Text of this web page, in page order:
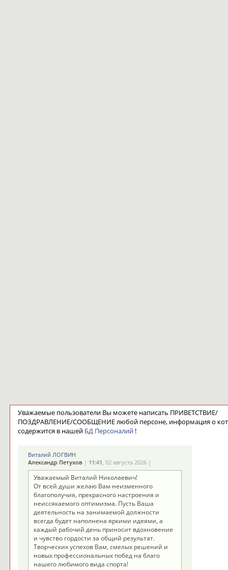
Уважаемые пользователи Вы можете написать ПРИВЕТСТВИЕ/
ПОЗДРАВЛЕНИЕ/СООБЩЕНИЕ любой персоне, информация о
содержится в нашей БД Персоналий!
Виталий ЛОГВИН
Александр Петухов| 11:41, 02 августа 2026 |
Уважаемый Виталий Николаевич!
От всей души желаю Вам неизменного
благополучия, прекрасного настроения и
неиссякаемого оптимизма. Пусть Ваша
деятельность на занимаемой должности
всегда будет наполнена яркими идеями, а
каждый рабочий день приносит вдохновение
и чувство гордости за общий результат.
Творческих успехов Вам, смелых решений и
новых профессиональных побед на благо
нашего любимого вида спорта!